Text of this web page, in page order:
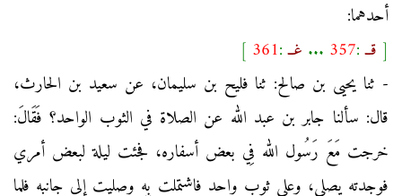
أحدهما:
[ قــ:
357
... غــ:
361
]
- ثنا يحيى بن صالح: ثنا فليح بن سليمان، عن سعيد بن الحارث،
قال: سألنا جابر بن عبد الله عن الصلاة في الثوب الواحد؟ فَقَالَ:
خرجت مَعَ رَسُول الله فِي بعض أسفاره، فجئت ليلة لبعض أمري
فوجدته يصلي، وعلي ثوب واحد فاشتملت بِهِ وصليت إلى جانبه فلما